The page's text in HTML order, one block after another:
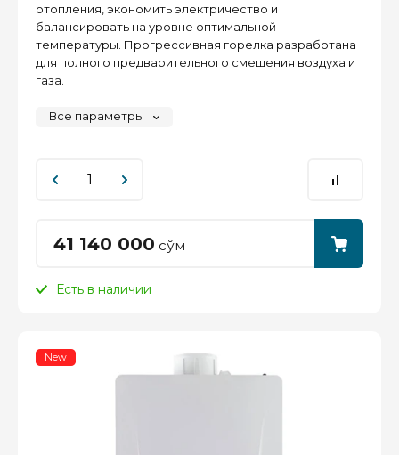
отопления, экономить электричество и
балансировать на уровне оптимальной
температуры. Прогрессивная горелка разработана
для полного предварительного смешения воздуха и
газа.
Все параметры
41 140 000 сўм
Есть в наличии
New